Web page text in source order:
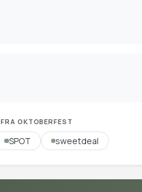
OKTOBERFEST
SPOT sweetdeal